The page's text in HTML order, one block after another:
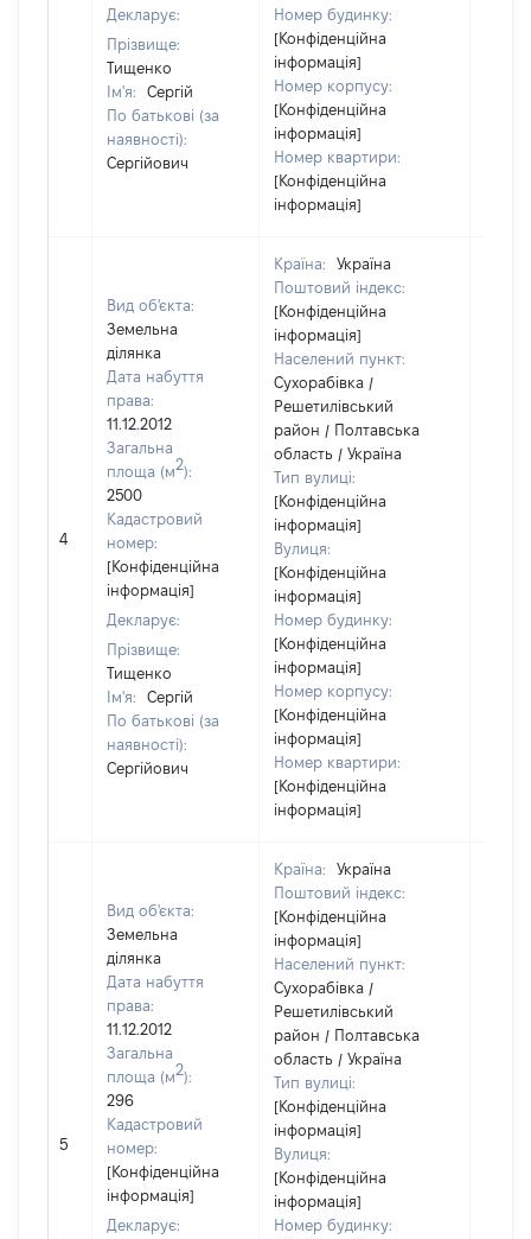
Декларує:
Прізвище:
Тищенко
Ім'я:
Сергій
По батькові (за
наявності):
Сергійович
Номер будинку:
[Конфіденційна
інформація]
Номер корпусу:
[Конфіденційна
інформація]
Номер квартири:
[Конфіденційна
інформація]
4
Вид об'єкта:
Земельна
ділянка
Дата набуття
права:
11.12.2012
Загальна
площа (м2):
2500
Кадастровий
номер:
[Конфіденційна
інформація]
Декларує:
Прізвище:
Тищенко
Ім'я:
Сергій
По батькові (за
наявності):
Сергійович
Країна:
Україна
Поштовий індекс:
[Конфіденційна
інформація]
Населений пункт:
Сухорабівка /
Решетилівський
район / Полтавська
область / Україна
Тип вулиці:
[Конфіденційна
інформація]
Вулиця:
[Конфіденційна
інформація]
Номер будинку:
[Конфіденційна
інформація]
Номер корпусу:
[Конфіденційна
інформація]
Номер квартири:
[Конфіденційна
інформація]
5
Вид об'єкта:
Земельна
ділянка
Дата набуття
права:
11.12.2012
Загальна
площа (м2):
296
Кадастровий
номер:
[Конфіденційна
інформація]
Декларує:
Країна:
Україна
Поштовий індекс:
[Конфіденційна
інформація]
Населений пункт:
Сухорабівка /
Решетилівський
район / Полтавська
область / Україна
Тип вулиці:
[Конфіденційна
інформація]
Вулиця:
[Конфіденційна
інформація]
Номер будинку: